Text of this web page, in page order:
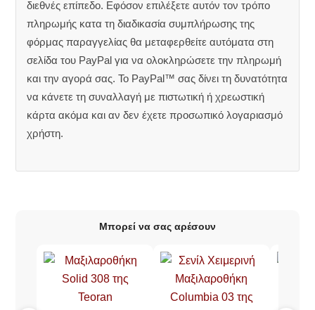
διεθνές επίπεδο. Εφόσον επιλέξετε αυτόν τον τρόπο
πληρωμής κατα τη διαδικασία συμπλήρωσης της
φόρμας παραγγελίας θα μεταφερθείτε αυτόματα στη
σελίδα του PayPal για να ολοκληρώσετε την πληρωμή
και την αγορά σας. Το PayPal™ σας δίνει τη δυνατότητα
να κάνετε τη συναλλαγή με πιστωτική ή χρεωστική
κάρτα ακόμα και αν δεν έχετε προσωπικό λογαριασμό
χρήστη.
Μπορεί να σας αρέσουν